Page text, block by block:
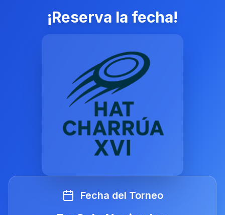
¡Reserva la fecha!
Fecha del Torneo